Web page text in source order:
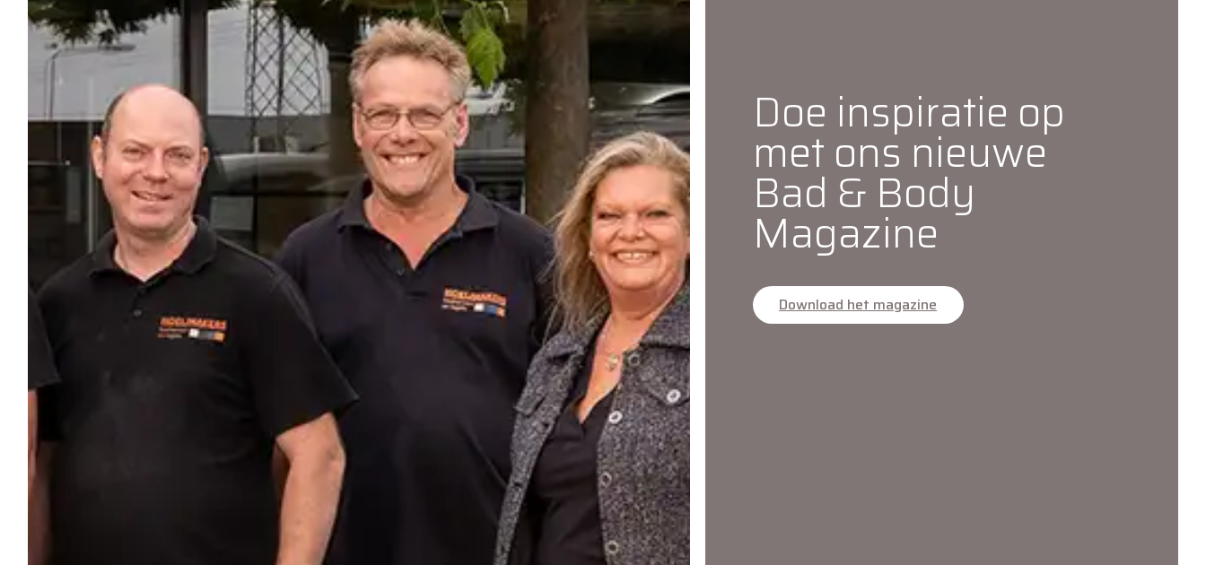
Doe inspiratie op
met ons nieuwe
Bad & Body
Magazine
Download het magazine